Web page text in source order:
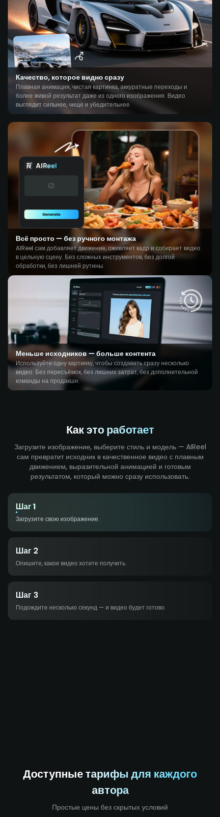
Качество, которое видно сразу
Плавная анимация, чистая картинка, аккуратные переходы и
более живой результат даже из одного изображения. Видео
выглядит сильнее, чище и убедительнее.
Всё просто — без ручного монтажа
AIReel сам добавляет движение, оживляет кадр и собирает видео
в цельную сцену. Без сложных инструментов, без долгой
обработки, без лишней рутины.
Меньше исходников — больше контента
Используйте одну картинку, чтобы создавать сразу несколько
видео. Без пересъёмок, без лишних затрат, без дополнительной
команды на продакшн.
Как это работает
Загрузите изображение, выберите стиль и модель — AIReel
сам превратит исходник в качественное видео с плавным
движением, выразительной анимацией и готовым
результатом, который можно сразу использовать.
Шаг 1
Загрузите свою изображение.
Шаг 2
Опишите, какое видео хотите получить.
Шаг 3
Подождите несколько секунд — и видео будет готово.
Доступные тарифы для каждого
автора
Простые цены без скрытых условий